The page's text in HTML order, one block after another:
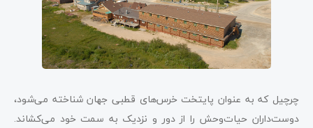
چرچیل که به عنوان پایتخت خرس‌های قطبی جهان شناخته می‌شود،
دوست‌داران حیات‌وحش را از دور و نزدیک به سمت خود می‌کشاند.